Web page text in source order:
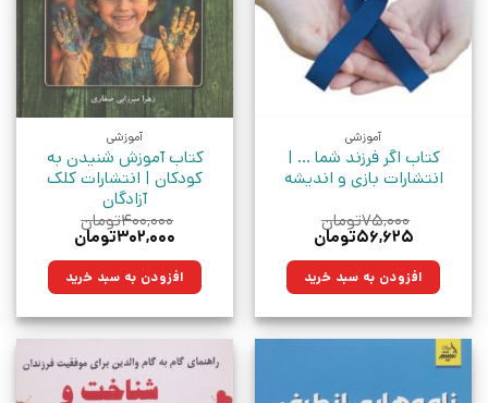
آموزشی
کتاب اگر فرزند شما … |
انتشارات بازی و اندیشه
۷۵,۰۰۰تومان
قیمت
۷۵,۰۰۰تومان
بود.
۵۶,۶۲۵تومان
۵۶,۶۲۵تومان.افزودن به سبد خرید
آموزشی
کتاب آموزش شنیدن به
کودکان | انتشارات کلک
آزادگان
۴۰۰,۰۰۰تومان
قیمت
۴۰۰,۰۰۰تومان
بود.
۳۰۲,۰۰۰تومان
۳۰۲,۰۰۰تومان.افزودن به سبد خرید